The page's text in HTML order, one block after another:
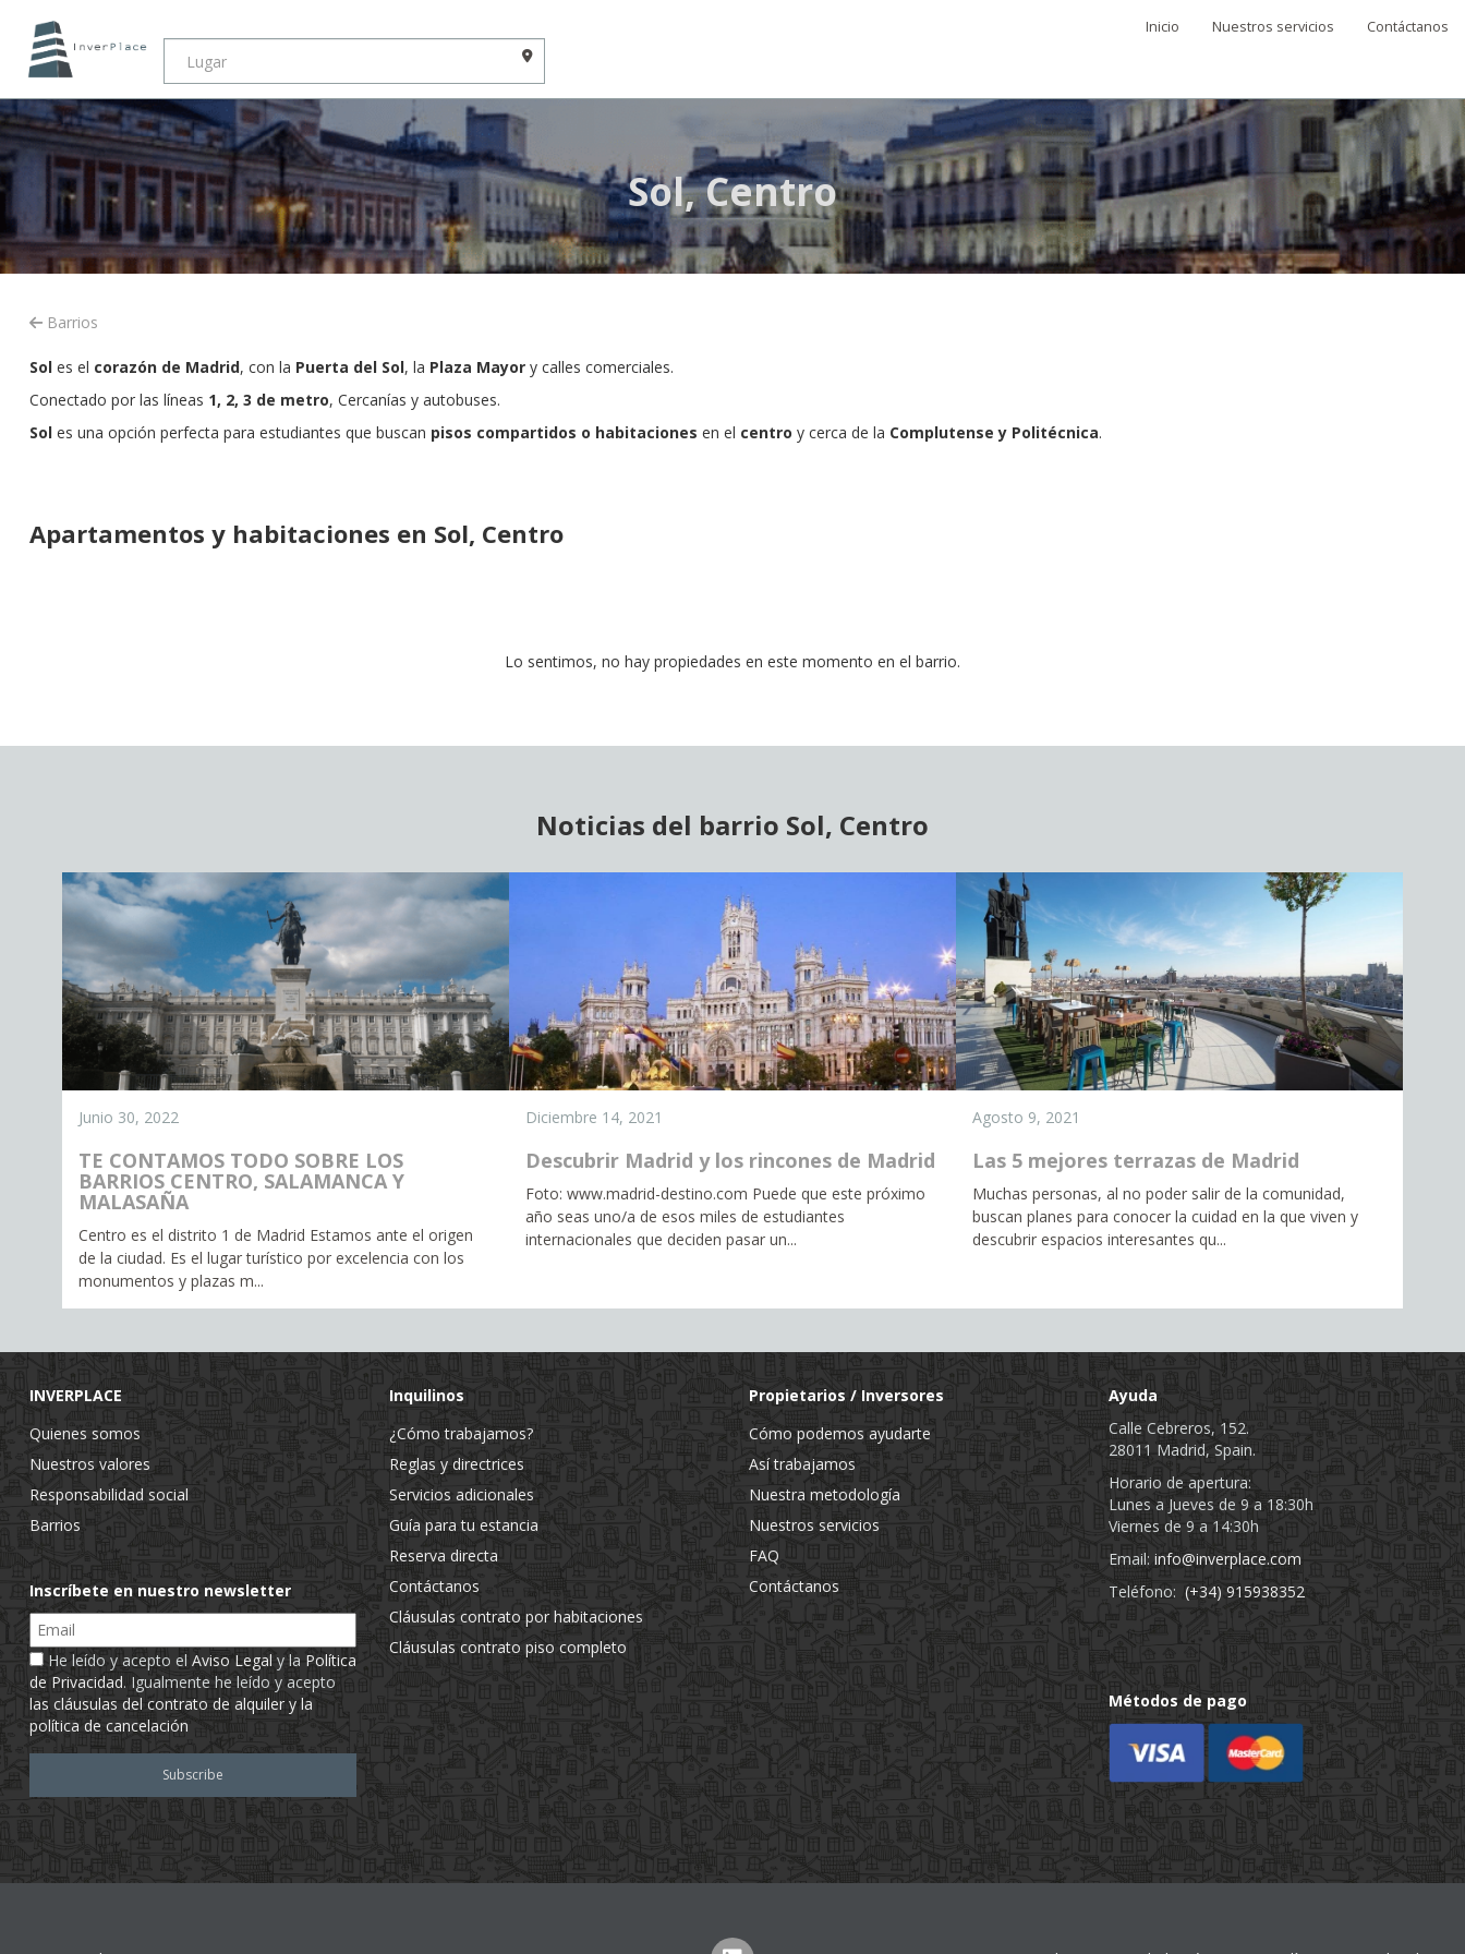
Inicio Nuestros servicios Contáctanos
Sol, Centro
Barrios
Sol es el corazón de Madrid, con la Puerta del Sol, la Plaza Mayor y calles comerciales.
Conectado por las líneas 1, 2, 3 de metro, Cercanías y autobuses.
Sol es una opción perfecta para estudiantes que buscan pisos compartidos o habitaciones en el centro y cerca de la Complutense y Politécnica.
Apartamentos y habitaciones en Sol, Centro
Lo sentimos, no hay propiedades en este momento en el barrio.
Noticias del barrio Sol, Centro
Junio 30, 2022
TE CONTAMOS TODO SOBRE LOS
BARRIOS CENTRO, SALAMANCA Y
MALASAÑA
Centro es el distrito 1 de Madrid Estamos ante el origen
de la ciudad. Es el lugar turístico por excelencia con los
monumentos y plazas m...
Diciembre 14, 2021
Descubrir Madrid y los rincones de Madrid
Foto: www.madrid-destino.com Puede que este próximo
año seas uno/a de esos miles de estudiantes
internacionales que deciden pasar un...
Agosto 9, 2021
Las 5 mejores terrazas de Madrid
Muchas personas, al no poder salir de la comunidad,
buscan planes para conocer la cuidad en la que viven y
descubrir espacios interesantes qu...
INVERPLACE
Quienes somos
Nuestros valores
Responsabilidad social
Barrios
Inscríbete en nuestro newsletter
Email
He leído y acepto el Aviso Legal y la Política
de Privacidad. Igualmente he leído y acepto
las cláusulas del contrato de alquiler y la
política de cancelación
Inquilinos
¿Cómo trabajamos?
Reglas y directrices
Servicios adicionales
Guía para tu estancia
Reserva directa
Contáctanos
Cláusulas contrato por habitaciones
Cláusulas contrato piso completo
Propietarios / Inversores
Cómo podemos ayudarte
Así trabajamos
Nuestra metodología
Nuestros servicios
FAQ
Contáctanos
Ayuda
Calle Cebreros, 152.
28011 Madrid, Spain.
Horario de apertura:
Lunes a Jueves de 9 a 18:30h
Viernes de 9 a 14:30h
Email: info@inverplace.com
Teléfono: (+34) 915938352
Métodos de pago